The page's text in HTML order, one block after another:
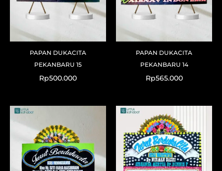
PAPAN DUKACITA
PEKANBARU 15
Rp500.000
PAPAN DUKACITA
PEKANBARU 14
Rp565.000